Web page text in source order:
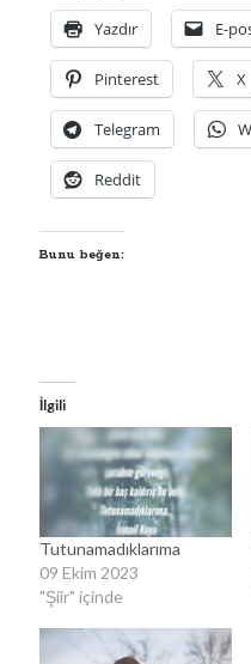
YouTube Kanalımdan
Video
oynatıcı
Kategoriler
Kategoriler
Yazdır E-
Pinterest X
Telegram
Reddit
Bunu beğen:
İlgili
Tutunamadıklarıma
09 Ekim 2023
"Şiir" içinde